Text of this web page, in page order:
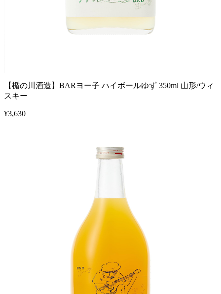
【楯の川酒造】BARヨー子 ハイボールゆず 350ml 山形/ウィ
スキー
¥3,630